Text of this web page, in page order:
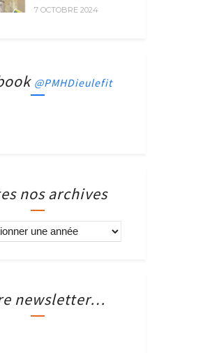
7 OCTOBRE 2024
@PMHDieulefit
nos archives
newsletter…